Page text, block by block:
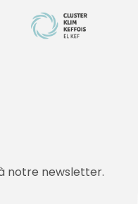
notre newsletter.